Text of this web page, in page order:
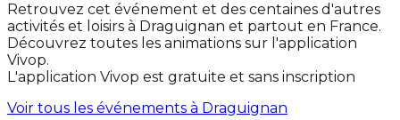
Retrouvez cet événement et des centaines d'autres
activités et loisirs à Draguignan et partout en France.
Découvrez toutes les animations sur l'application
Vivop.
L'application Vivop est gratuite et sans inscription
Voir tous les événements à Draguignan